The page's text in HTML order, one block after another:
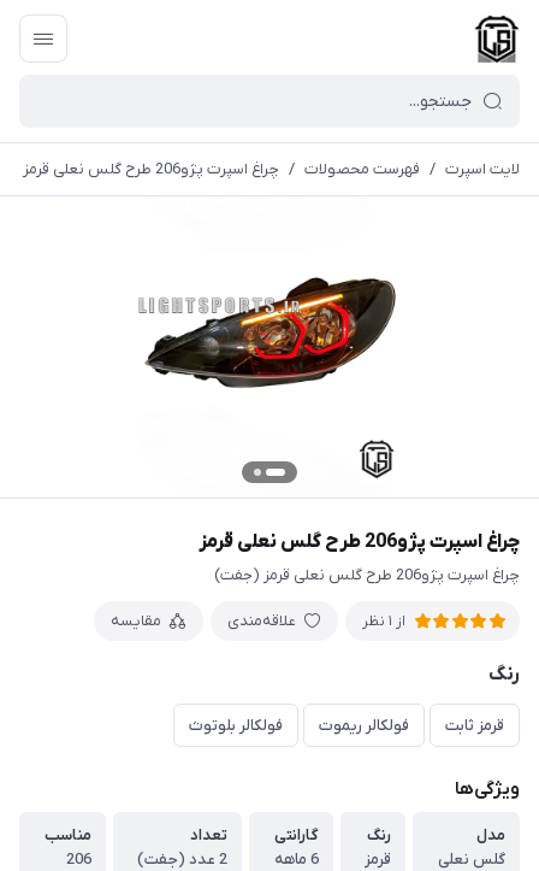
لایت اسپرت / فهرست محصولات / چراغ اسپرت پژو206 طرح گلس نعلی قرمز
چراغ اسپرت پژو206 طرح گلس نعلی قرمز
چراغ اسپرت پژو206 طرح گلس نعلی قرمز (جفت)
از 1 نظر علاقه‌مندی مقایسه
رنگ
قرمز ثابت فولکالر ریموت فولکالر بلوتوث
ویژگی‌ها
مدل
گلس نعلی
رنگ
قرمز
گارانتی
6 ماهه
تعداد
2 عدد (جفت)
مناسب
206